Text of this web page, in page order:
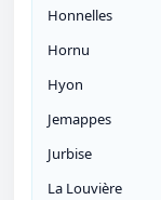
Honnelles
Hornu
Hyon
Jemappes
Jurbise
La Louvière